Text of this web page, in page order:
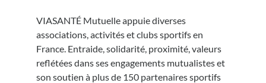
VIASANTÉ Mutuelle appuie diverses
associations, activités et clubs sportifs en
France. Entraide, solidarité, proximité, valeurs
reflétées dans ses engagements mutualistes et
son soutien à plus de 150 partenaires sportifs